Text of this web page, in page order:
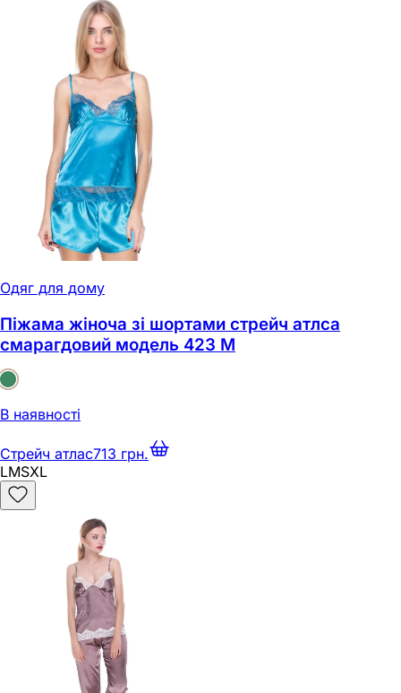
Одяг для дому
Піжама жіноча зі шортами стрейч атлса
смарагдовий модель 423 M
В наявності
Стрейч атлас713 грн.
LMSXL